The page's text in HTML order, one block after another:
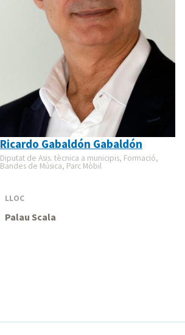
Ricardo Gabaldón Gabaldón
Diputat de Asis. tècnica a municipis, Formació,
Bandes de Música, Parc Mòbil
LLOC
Palau Scala